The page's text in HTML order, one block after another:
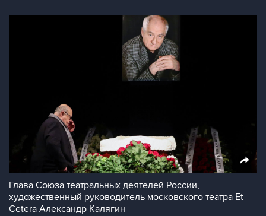
Глава Союза театральных деятелей России,
художественный руководитель московского театра Et
Cetera Александр Калягин